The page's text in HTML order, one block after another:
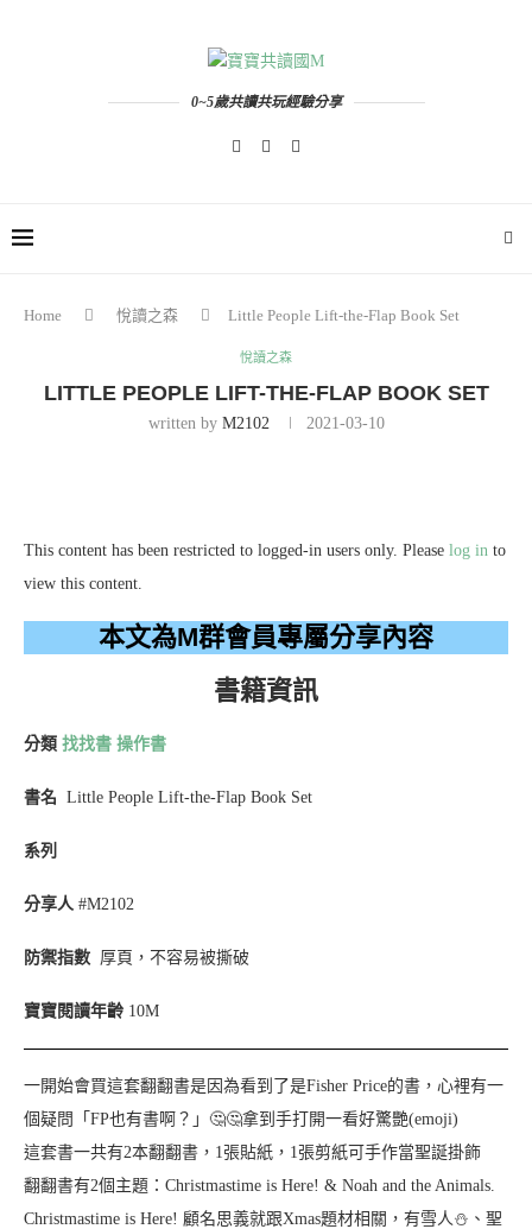
0~5歲共讀共玩經驗分享
Home 悅讀之森 Little People Lift-the-Flap Book Set
悅讀之森
LITTLE PEOPLE LIFT-THE-FLAP BOOK SET
written by M2102 2021-03-10
This content has been restricted to logged-in users only. Please log in to
view this content.
本文為M群會員專屬分享內容
書籍資訊
分類 找找書 操作書
書名 Little People Lift-the-Flap Book Set
系列
分享人 #M2102
防禦指數 厚頁，不容易被撕破
寶寶閱讀年齡 10M
一開始會買這套翻翻書是因為看到了是Fisher Price的書，心裡有一
個疑問「FP也有書啊？」🤔🤔拿到手打開一看好驚艷(emoji)
這套書一共有2本翻翻書，1張貼紙，1張剪紙可手作當聖誕掛飾
翻翻書有2個主題：Christmastime is Here! & Noah and the Animals.
Christmastime is Here! 顧名思義就跟Xmas題材相關，有雪人⛄️、聖